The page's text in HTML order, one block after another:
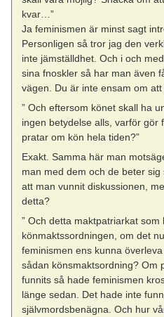
kvar…”
Ja feminismen är minst sagt
Personligen så tror jag den
inte jämställdhet. Och i och
sina fnoskler så har man även
vägen. Du är inte ensam om
” Och eftersom könet skall ha
ingen betydelse alls, varför gör
pratar om kön hela tiden?”
Exakt. Samma här man
man med dem och de beter
att man vunnit diskussionen,
detta?
” Och detta maktpatriarkat som
könmaktssordningen, om det
feminismen ens kunna
sådan könsmaktsordning? Om
funnits så hade feminismen
länge sedan. Det hade inte
självmordsbenägna. Och hur